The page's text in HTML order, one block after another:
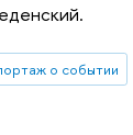
о событии